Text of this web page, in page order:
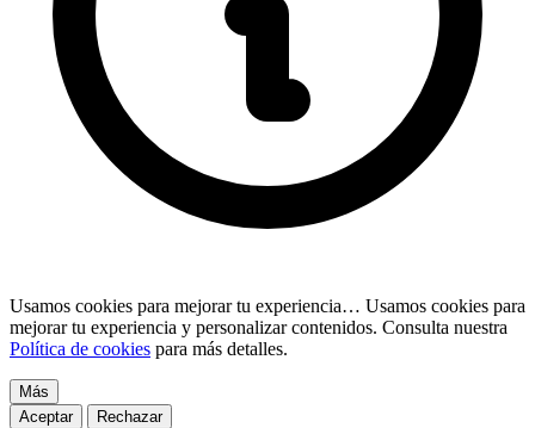
Usamos cookies para mejorar tu experiencia… Usamos cookies para
mejorar tu experiencia y personalizar contenidos. Consulta nuestra
Política de cookies para más detalles.
Más
Aceptar
Rechazar